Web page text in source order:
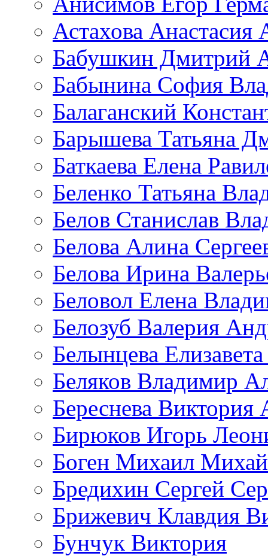
Астахова Анастасия
Бабушкин Дмитрий
Бабынина София
Балаганский
Барышева Татьяна
Баткаева Елена
Беленко Татьяна
Белов Станислав
Белова Алина
Белова Ирина
Беловол Елена
Белозуб Валерия
Белынцева
Беляков Владимир
Береснева Виктория
Бирюков Игорь
Боген Михаил
Бредихин Сергей
Брижевич Клавдия
Бунчук Виктория